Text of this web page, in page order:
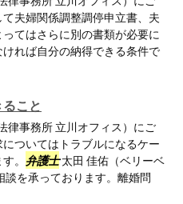
夫婦関係調整調停申立書、夫
てはさらに別の書類が必要に
れば自分の納得できる条件で
こと
律事務所 立川オフィス）にご
ついてはトラブルになるケー
。 弁護士太田 佳佑（ベリーベ
を承っております。離婚問